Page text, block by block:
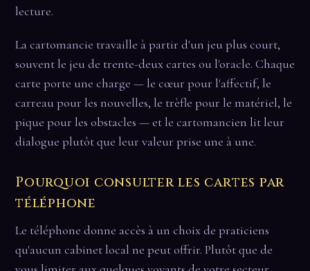
lecture.
La cartomancie travaille à partir d'un jeu plus court,
souvent le jeu de trente-deux cartes ou l'oracle. Chaque
carte porte une charge — le cœur pour l'affectif, le
carreau pour les nouvelles, le trèfle pour le matériel, le
pique pour les obstacles — et le cartomancien lit leur
dialogue plutôt que leur valeur prise une à une.
Pourquoi consulter les cartes par
téléphone
Le téléphone donne accès à un choix de praticiens
qu'aucun cabinet local ne peut offrir. Plutôt que de